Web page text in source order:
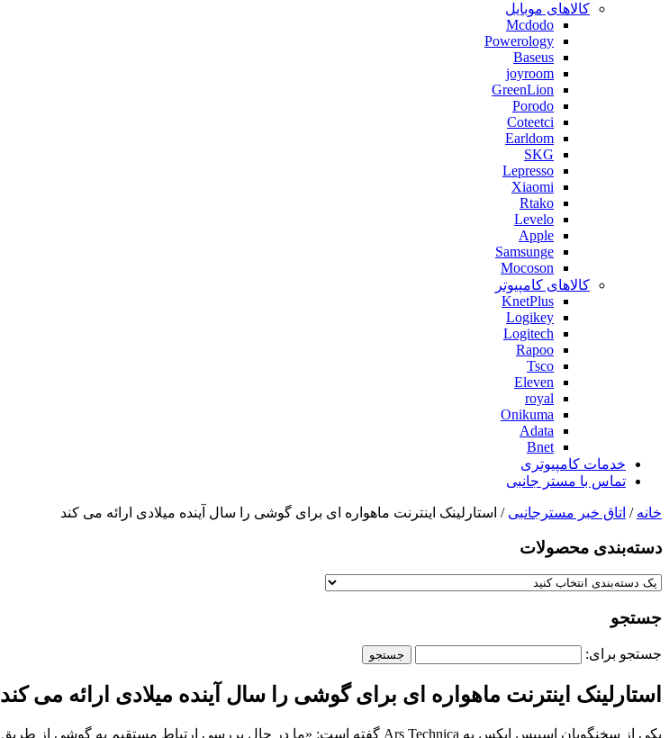
کالاهای موبایل
Mcdodo
Powerology
Baseus
joyroom
GreenLion
Porodo
Coteetci
Earldom
SKG
Lepresso
Xiaomi
Rtako
Levelo
Apple
Samsunge
Mocoson
کالاهای کامپیوتر
KnetPlus
Logikey
Logitech
Rapoo
Tsco
Eleven
royal
Onikuma
Adata
Bnet
خدمات کامپیوتری
تماس با مستر جانبی
خانه / اتاق خبر مسترجانبی / استارلینک اینترنت ماهواره ای برای گوشی را سال آینده میلادی ارائه می کند
دسته‌بندی‌ محصولات
جستجو
جستجو برای:
استارلینک اینترنت ماهواره ای برای گوشی را سال آینده میلادی ارائه می کند